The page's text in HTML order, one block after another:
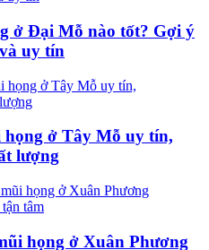
ở Đại Mỗ nào tốt? Gợi ý
uy tín
ở Tây Mỗ uy tín,
lượng
họng ở Xuân Phương